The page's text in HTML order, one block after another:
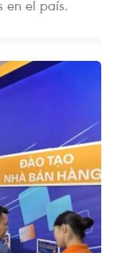
en el país.